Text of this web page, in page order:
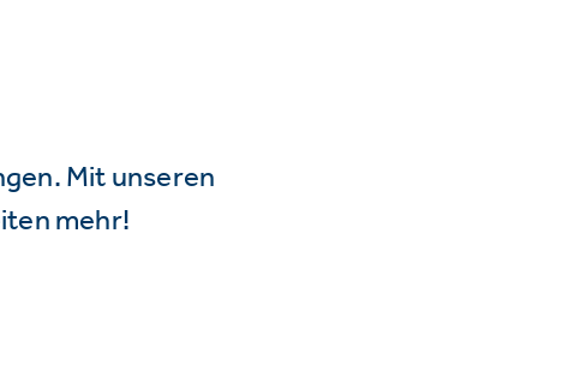
Mit unseren
mehr!